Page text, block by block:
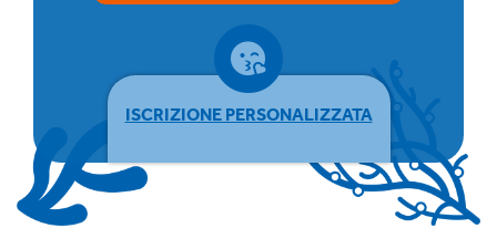
ISCRIZIONE PERSONALIZZATA